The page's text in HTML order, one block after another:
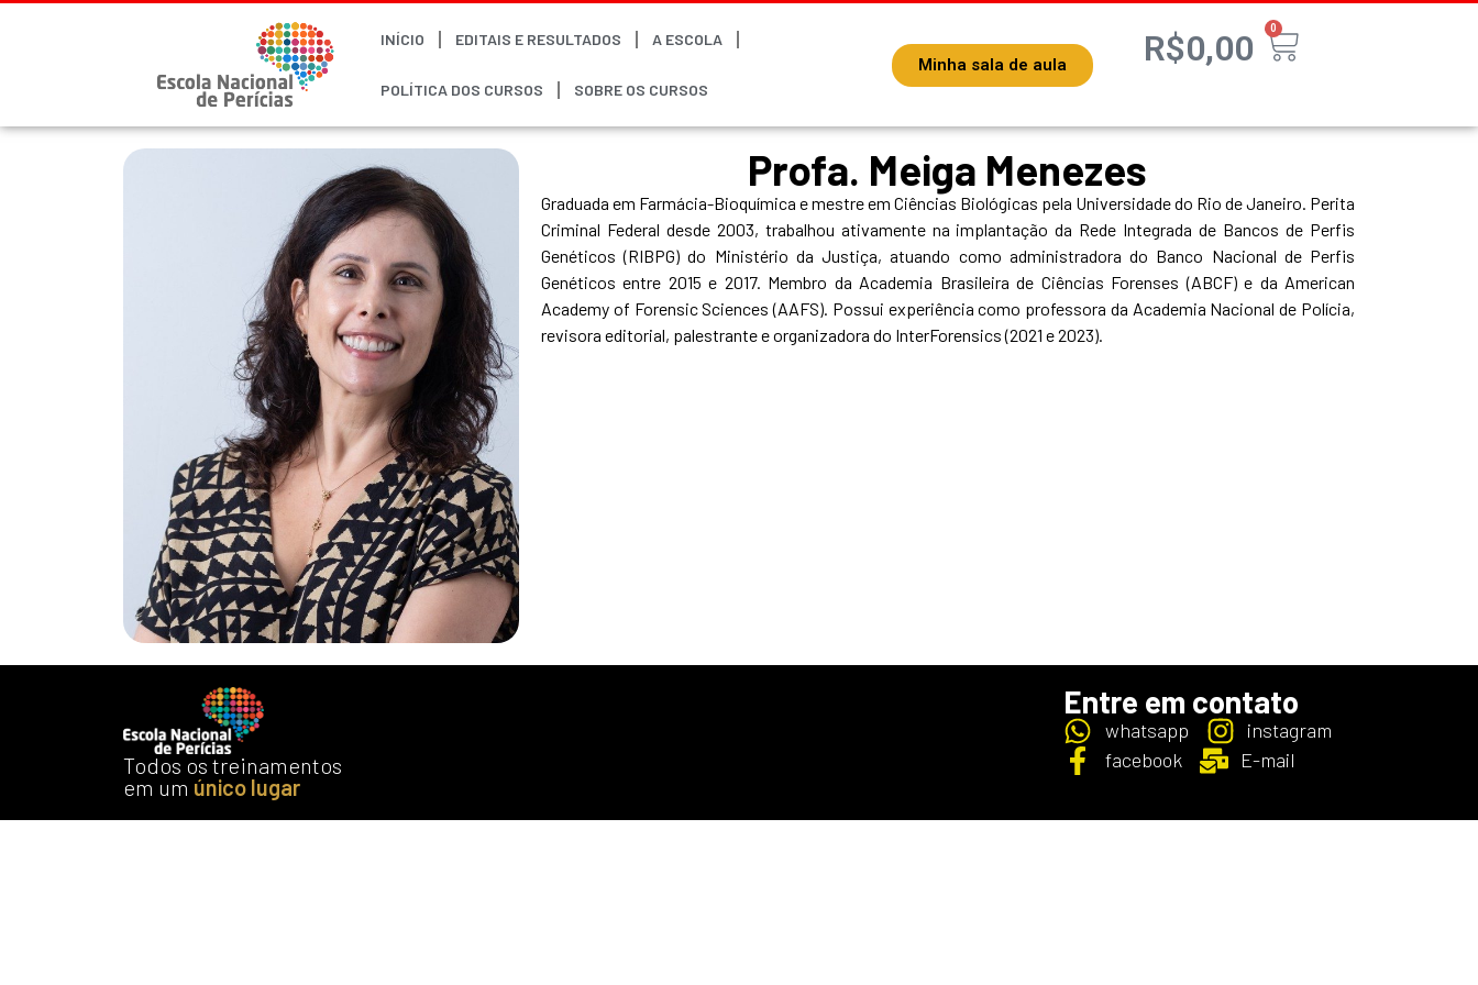
INÍCIO EDITAIS E RESULTADOS A ESCOLA
POLÍTICA DOS CURSOS SOBRE OS CURSOS
Minha sala de aula R$0,00 0
Profa. Meiga Menezes
Graduada em Farmácia-Bioquímica e mestre em Ciências Biológicas pela Universidade do Rio de Janeiro. Perita
Criminal Federal desde 2003, trabalhou ativamente na implantação da Rede Integrada de Bancos de Perfis
Genéticos (RIBPG) do Ministério da Justiça, atuando como administradora do Banco Nacional de Perfis
Genéticos entre 2015 e 2017. Membro da Academia Brasileira de Ciências Forenses (ABCF) e da American
Academy of Forensic Sciences (AAFS). Possui experiência como professora da Academia Nacional de Polícia,
revisora editorial, palestrante e organizadora do InterForensics (2021 e 2023).
Todos os treinamentos
em um único lugar
Entre em contato
whatsapp
instagram
facebook
E-mail